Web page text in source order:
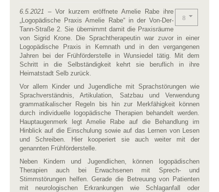
6.5.2021 – Vor kurzem eröffnete Amelie Rabe ihre
„Logopädische Praxis Amelie Rabe“ in der Von-Der-
Tann-Straße 2. Sie übernimmt damit die Praxisräume
von Sigrid Krone. Die Sprachtherapeutin war zuvor in einer
Logopädische Praxis in Kemnath und in den vergangenen
Jahren bei der Frühförderstelle in Wunsiedel tätig. Mit dem
Schritt in die Selbständigkeit kehrt sie beruflich in ihre
Heimatstadt Selb zurück.
Vor allem Kinder und Jugendliche mit Sprachstörungen wie
Sprachverständnis, Artikulation, Satzbau und Verwendung
grammatikalischer Regeln bis hin zur Merkfähigkeit können
durch individuelle logopädische Therapien behandelt werden.
Hauptaugenmerk legt Amelie Rabe auf die Behandlung im
Hinblick auf die Einschulung sowie auf das Lernen von Lesen
und Schreiben. Hier kooperiert sie auch weiter mit der
genannten Frühförderstelle.
Neben Kindern und Jugendlichen, können logopädischen
Therapien auch bei Erwachsenen mit Sprech- und
Stimmstörungen helfen. Gerade die Betreuung von Patienten
mit neurologischen Erkrankungen wie Schlaganfall oder